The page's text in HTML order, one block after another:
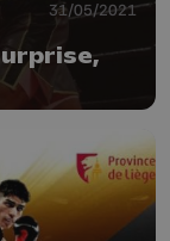
31/05/2021